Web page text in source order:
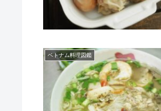
ベトナム料理図鑑